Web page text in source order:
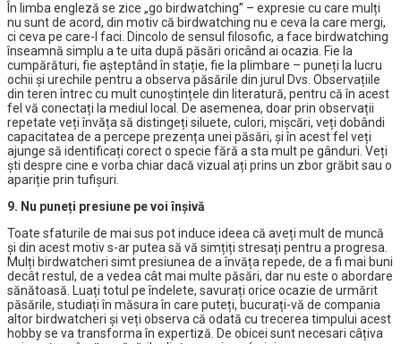
În limba engleză se zice „go birdwatching” – expresie cu care mulți
nu sunt de acord, din motiv că birdwatching nu e ceva la care mergi,
ci ceva pe care-l faci. Dincolo de sensul filosofic, a face birdwatching
înseamnă simplu a te uita după păsări oricând ai ocazia. Fie la
cumpărături, fie așteptând în stație, fie la plimbare – puneți la lucru
ochii și urechile pentru a observa păsările din jurul Dvs. Observațiile
din teren întrec cu mult cunoștințele din literatură, pentru că în acest
fel vă conectați la mediul local. De asemenea, doar prin observații
repetate veți învăța să distingeți siluete, culori, mișcări, veți dobândi
capacitatea de a percepe prezența unei păsări, și în acest fel veți
ajunge să identificați corect o specie fără a sta mult pe gânduri. Veți
ști despre cine e vorba chiar dacă vizual ați prins un zbor grăbit sau o
apariție prin tufișuri.
9. Nu puneți presiune pe voi înșivă
Toate sfaturile de mai sus pot induce ideea că aveți mult de muncă
și din acest motiv s-ar putea să vă simțiți stresați pentru a progresa.
Mulți birdwatcheri simt presiunea de a învăța repede, de a fi mai buni
decât restul, de a vedea cât mai multe păsări, dar nu este o abordare
sănătoasă. Luați totul pe îndelete, savurați orice ocazie de urmărit
păsările, studiați în măsura în care puteți, bucurați-vă de compania
altor birdwatcheri și veți observa că odată cu trecerea timpului acest
hobby se va transforma în expertiză. De obicei sunt necesari câțiva